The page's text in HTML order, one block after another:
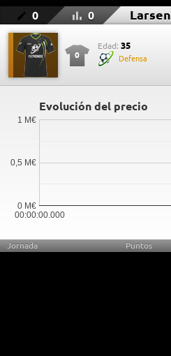
0 0 Larsen
0
Edad: 35
Defensa
Evolución del precio
00:00:00.000
0 M€
0,5 M€
1 M€
Jornada Puntos